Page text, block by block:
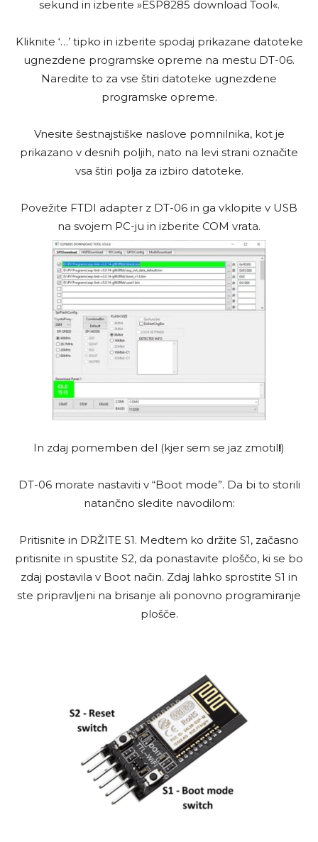
sekund in izberite »ESP8285 download Tool«.
Kliknite ‘…’ tipko in izberite spodaj prikazane datoteke
ugnezdene programske opreme na mestu DT-06.
Naredite to za vse štiri datoteke ugnezdene
programske opreme.
Vnesite šestnajstiške naslove pomnilnika, kot je
prikazano v desnih poljih, nato na levi strani označite
vsa štiri polja za izbiro datoteke.
Povežite FTDI adapter z DT-06 in ga vklopite v USB
na svojem PC-ju in izberite COM vrata.
In zdaj pomemben del (kjer sem se jaz zmotil!)
DT-06 morate nastaviti v “Boot mode”. Da bi to storili
natančno sledite navodilom:
Pritisnite in DRŽITE S1. Medtem ko držite S1, začasno
pritisnite in spustite S2, da ponastavite ploščo, ki se bo
zdaj postavila v Boot način. Zdaj lahko sprostite S1 in
ste pripravljeni na brisanje ali ponovno programiranje
plošče.